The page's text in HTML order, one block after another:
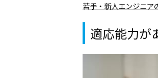
若手・新人エンジニア
適応能力が